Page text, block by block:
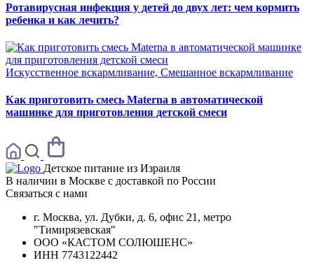
Ротавирусная инфекция у детей до двух лет: чем кормить
ребенка и как лечить?
Искусственное вскармливание, Смешанное вскармливание
Как приготовить смесь Materna в автоматической
машинке для приготовления детской смеси
Детское питание из Израиля
В наличии в Москве с доставкой по России
Связаться с нами
г. Москва, ул. Дубки, д. 6, офис 21, метро
"Тимирязевская"
ООО «КАСТОМ СОЛЮШЕНС»
ИНН 7743122442